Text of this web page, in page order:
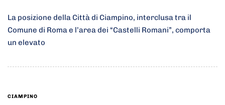
La posizione della Città di Ciampino, interclusa tra il
Comune di Roma e l’area dei “Castelli Romani”, comporta
un elevato
CIAMPINO